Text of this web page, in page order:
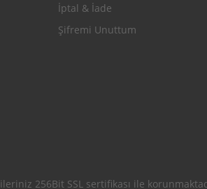
İptal & İade
Şifremi Unuttum
256Bit SSL sertifikası ile